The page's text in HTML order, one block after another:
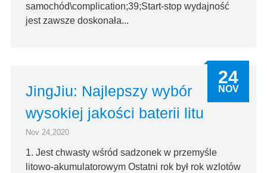
samochód\complication;39;Start-stop wydajność
jest zawsze doskonała...
JingJiu: Najlepszy wybór
wysokiej jakości baterii litu
Nov 24,2020
1. Jest chwasty wśród sadzonek w przemyśle
litowo-akumulatorowym Ostatni rok był rok wzlotów
24
NOV